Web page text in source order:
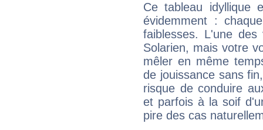
Ce tableau idyllique
évidemment :
faiblesses. L'une
Solarien, mais votre
mêler en même
de jouissance sans
risque de conduire
et parfois à la soif
pire des cas